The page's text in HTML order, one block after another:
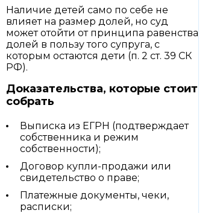
Наличие детей само по себе не
влияет на размер долей, но суд
может отойти от принципа равенства
долей в пользу того супруга, с
которым остаются дети (п. 2 ст. 39 СК
РФ).
Доказательства, которые стоит
собрать
Выписка из ЕГРН (подтверждает
собственника и режим
собственности);
Договор купли-продажи или
свидетельство о праве;
Платежные документы, чеки,
расписки;